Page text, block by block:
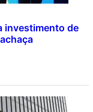
investimento de